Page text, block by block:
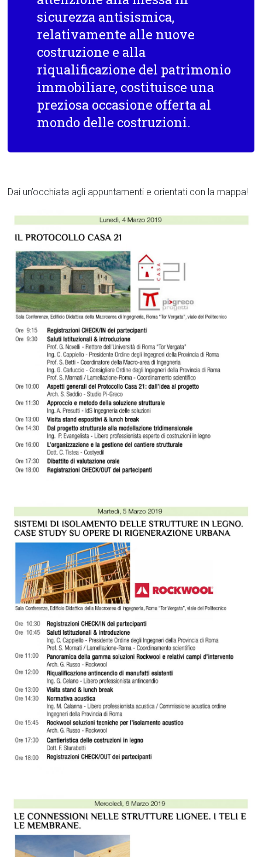
sicurezza antisismica,
relativamente alle nuove
costruzione e alla
riqualificazione del patrimonio
immobiliare, costituisce una
preziosa occasione offerta al
mondo delle costruzioni.
Dai un’occhiata agli appuntamenti e orientati con la mappa!